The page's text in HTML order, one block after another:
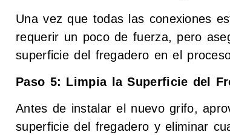
Una vez que todas las conexiones
requerir un poco de fuerza, pero
superficie del fregadero en el
Paso 5: Limpia la Superficie del
Antes de instalar el nuevo grifo,
superficie del fregadero y eliminar